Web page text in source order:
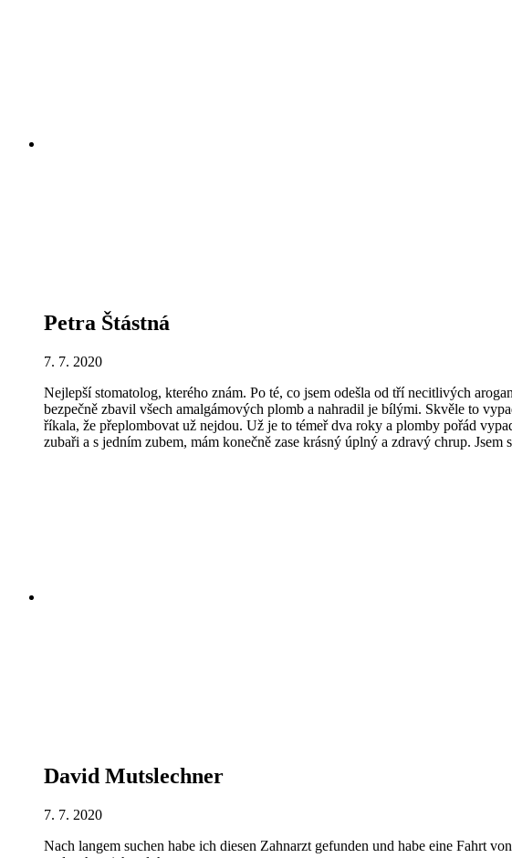
Petra Štástná
7. 7. 2020
Nejlepší stomatolog, kterého znám. Po té, co jsem odešla od tří necitlivých
bezpečně zbavil všech amalgámových plomb a nahradil je bílými. Skvěle to
říkala, že přeplombovat už nejdou. Už je to témeř dva roky a plomby pořád
zubaři a s jedním zubem, mám konečně zase krásný úplný a zdravý chrup.
David Mutslechner
7. 7. 2020
Nach langem suchen habe ich diesen Zahnarzt gefunden und habe eine Fahrt